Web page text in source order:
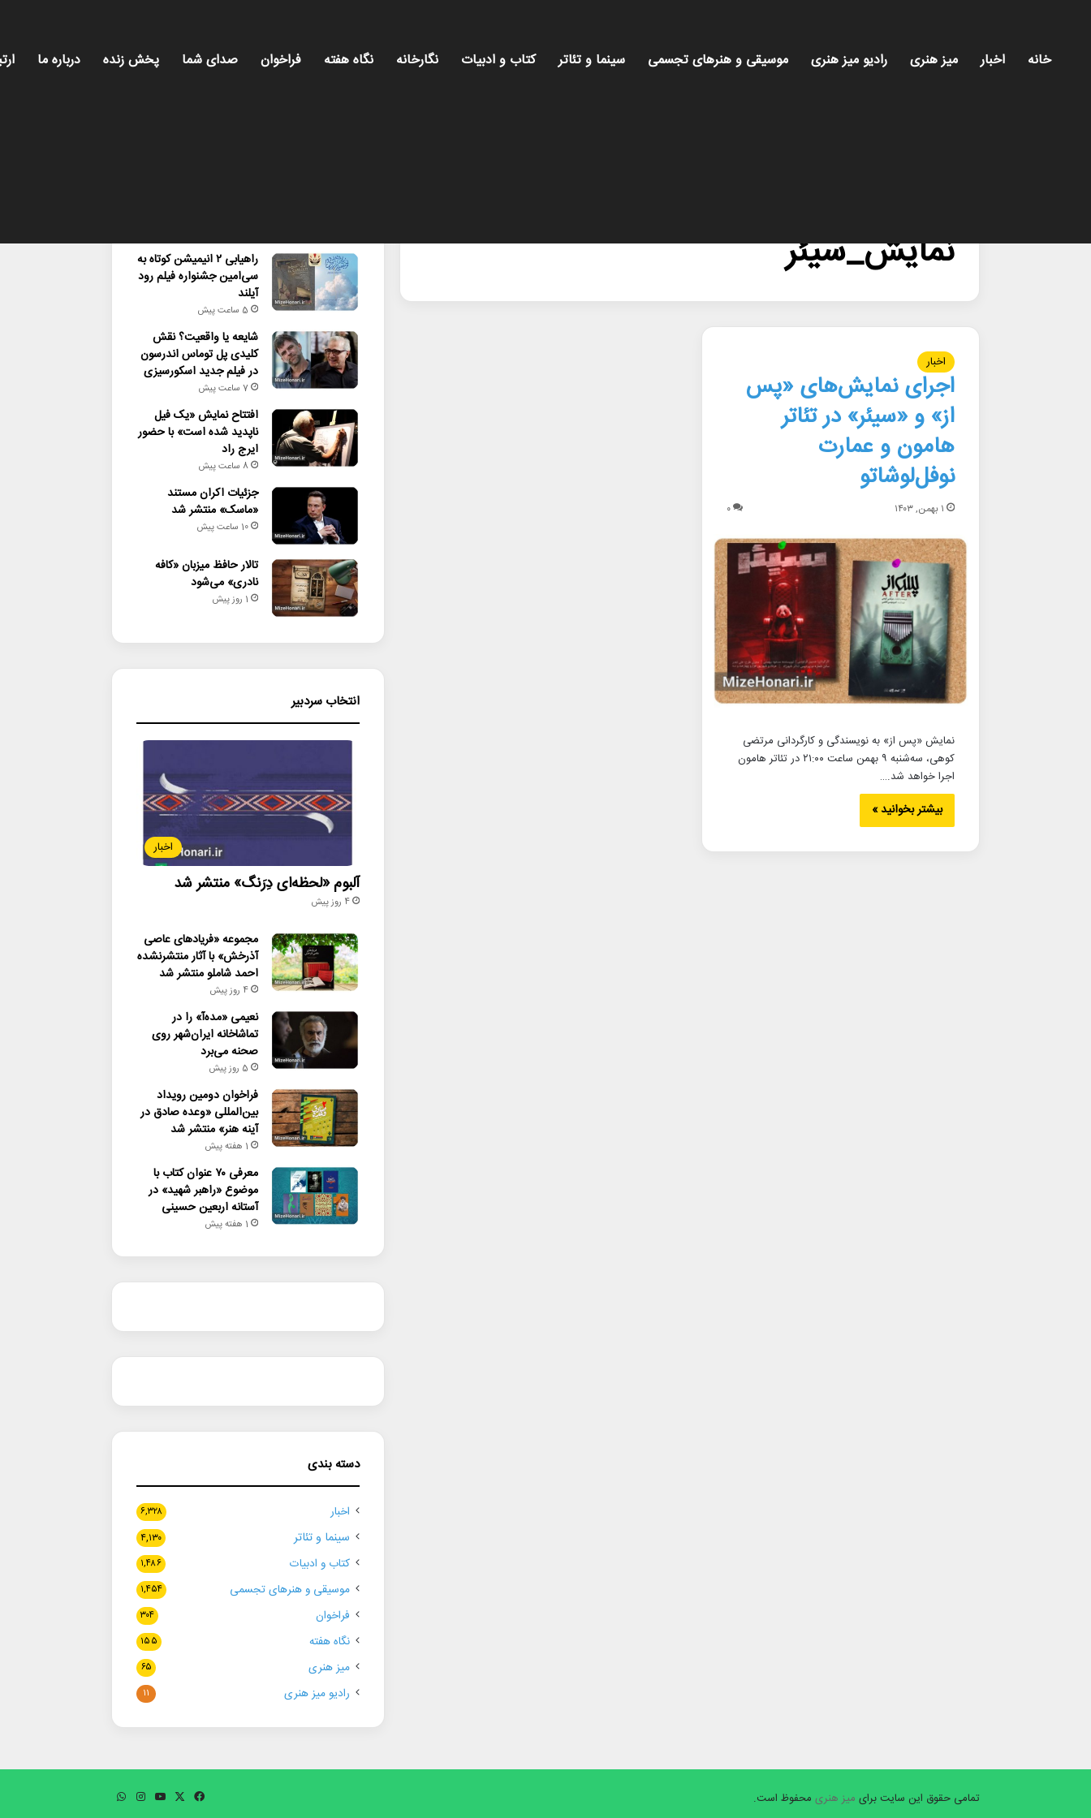
خانه اخبار میز هنری رادیو میز هنری موسیقی و هنرهای تجسمی سینما و تئاتر کتاب و ادبیات نگارخانه نگاه هفته فراخوان صدای شما پخش زنده درباره ما
نمایش_سیئر
اخبار
اجرای نمایش‌های «پس
از» و «سیئر» در تئاتر
هامون و عمارت
نوفل‌لوشاتو
۱ بهمن, ۱۴۰۳ ۰
نمایش «پس از» به نویسندگی و کارگردانی مرتضی
کوهی، سه‌شنبه ۹ بهمن ساعت ۲۱:۰۰ در تئاتر هامون
اجرا خواهد شد.…
بیشتر بخوانید »
راهیابی ۲ انیمیشن کوتاه به
سی‌امین جشنواره فیلم رود
آیلند
5 ساعت پیش
شایعه یا واقعیت؟ نقش
کلیدی پل توماس اندرسون
در فیلم جدید اسکورسیزی
7 ساعت پیش
افتتاح نمایش «یک فیل
ناپدید شده است» با حضور
ایرج راد
8 ساعت پیش
جزئیات اکران مستند
«ماسک» منتشر شد
10 ساعت پیش
تالار حافظ میزبان «کافه
نادری» می‌شود
1 روز پیش
انتخاب سردبیر
اخبار
آلبوم «لحظه‌ای دِرَنگ» منتشر شد
4 روز پیش
مجموعه «فریادهای عاصی
آذرخش» با آثار منتشرنشده
احمد شاملو منتشر شد
4 روز پیش
نعیمی «مده‌آ» را در
تماشاخانه ایران‌شهر روی
صحنه می‌برد
5 روز پیش
فراخوان دومین رویداد
بین‌المللی «وعده صادق در
آینه هنر» منتشر شد
1 هفته پیش
معرفی ۷۰ عنوان کتاب با
موضوع «راهبر شهید» در
آستانه اربعین حسینی
1 هفته پیش
دسته بندی
اخبار ۶,۳۲۸
سینما و تئاتر ۴,۱۳۰
کتاب و ادبیات ۱,۴۸۶
موسیقی و هنرهای تجسمی ۱,۴۵۴
فراخوان ۳۰۴
نگاه هفته ۱۵۵
میز هنری ۶۵
رادیو میز هنری ۱۱
تمامی حقوق این سایت برای میز هنری محفوظ است.
فیسبوکایکس یوتیوباینستاگرام